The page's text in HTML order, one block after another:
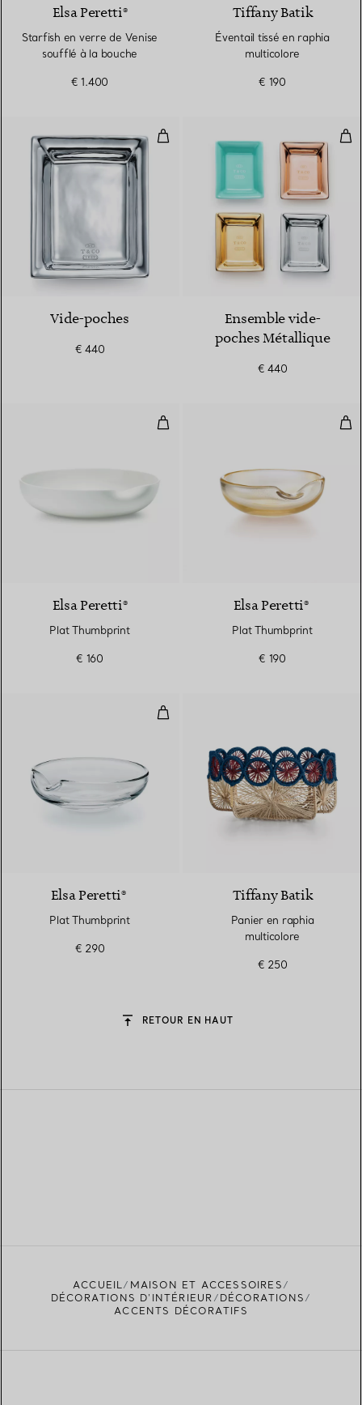
Elsa Peretti®
Starfish en verre de Venise
soufflé à la bouche
€ 1.400
Tiffany Batik
Éventail tissé en raphia
multicolore
€ 190
Vide-poches
Vide-poches
€ 440
Ensemble vide-
poches Métallique
€ 440
Plat Thumbprint
Elsa Peretti®
Plat Thumbprint
€ 160
Elsa Peretti®
Plat Thumbprint
€ 190
Plat Thumbprint
Elsa Peretti®
Plat Thumbprint
€ 290
Tiffany Batik
Panier en raphia
multicolore
€ 250
RETOUR EN HAUT
ACCUEIL
MAISON ET ACCESSOIRES
DÉCORATIONS D'INTÉRIEUR
DÉCORATIONS
ACCENTS DÉCORATIFS